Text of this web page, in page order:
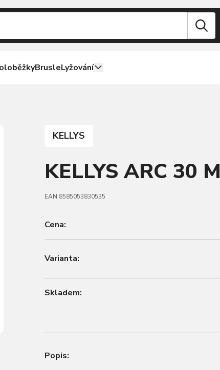
BrusleLyžování
KELLYS
KELLYS ARC 30 M
EAN 8585053830535
Cena:
Varianta:
Skladem:
Popis: